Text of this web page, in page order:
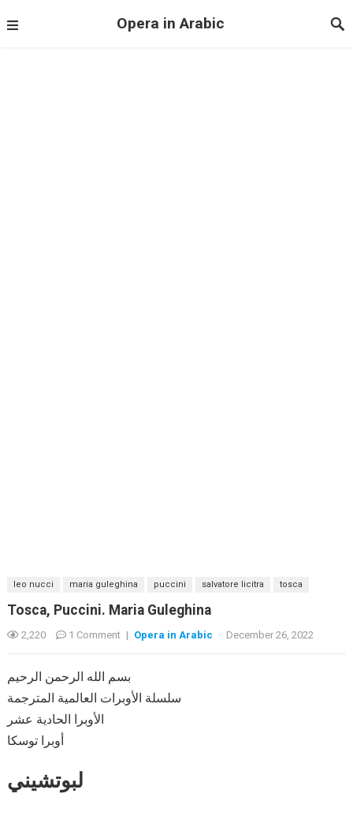
Opera in Arabic
leo nucci maria guleghina puccini salvatore licitra tosca
Tosca, Puccini. Maria Guleghina
2,220 1 Comment | Opera in Arabic · December 26, 2022
بسم الله الرحمن الرحيم
سلسلة الأوبرات العالمية المترجمة
الأوبرا الحادية عشر
أوبرا توسكا
لبوتشيني